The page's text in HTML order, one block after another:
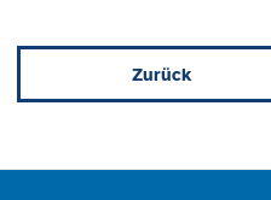
Zurück